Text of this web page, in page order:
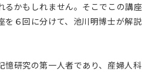
るかもしれません。そこでこの講座
を６回に分けて、池川明博士が解説
憶研究の第一人者であり、産婦人科